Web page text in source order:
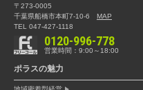
〒273-0005
千葉県船橋市本町7-10-6
MAP
TEL 047-427-1118
0120-996-778
営業時間：9:00～18:00
ポラスの魅力